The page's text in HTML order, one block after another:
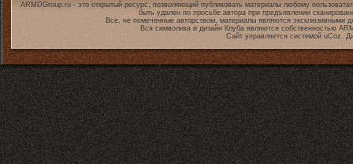
ARMDGroup.ru - это открытый ресурс, позволяющий публиковать материалы любому
быть удален по просьбе автора при предъявлении
Все, не помеченные авторством, материалы являются эксклюзивными
Вся символика и дизайн Клуба являются собственностью
Сайт управляется системой uCoz.